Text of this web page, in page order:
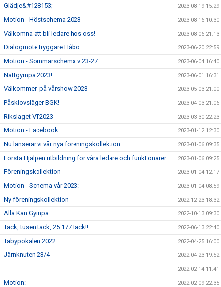
Glädje&#128153; 2023-08-19 15:29
Motion - Höstschema 2023 2023-08-16 10:30
Välkomna att bli ledare hos oss! 2023-08-06 21:13
Dialogmöte tryggare Håbo 2023-06-20 22:59
Motion - Sommarschema v 23-27 2023-06-04 16:40
Nattgympa 2023! 2023-06-01 16:31
Välkommen på vårshow 2023 2023-05-03 21:00
Påsklovsläger BGK! 2023-04-03 21:06
Rikslaget VT2023 2023-03-30 22:23
Motion - Facebook: 2023-01-12 12:30
Nu lanserar vi vår nya föreningskollektion 2023-01-06 09:35
Första Hjälpen utbildning för våra ledare och funktionärer 2023-01-06 09:25
Föreningskollektion 2023-01-04 12:17
Motion - Schema vår 2023: 2023-01-04 08:59
Ny föreningskollektion 2022-12-23 18:32
Alla Kan Gympa 2022-10-13 09:30
Tack, tusen tack, 25 177 tack!! 2022-06-13 22:40
Täbypokalen 2022 2022-04-25 16:00
Järnknuten 23/4 2022-04-23 19:52
2022-02-14 11:41
Motion: 2022-02-09 22:35